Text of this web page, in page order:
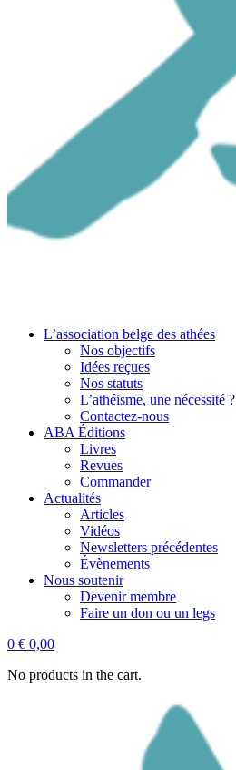
L’association belge des athées
Nos objectifs
Idées reçues
Nos statuts
L’athéisme, une nécessité ?
Contactez-nous
ABA Éditions
Livres
Revues
Commander
Actualités
Articles
Vidéos
Newsletters précédentes
Évènements
Nous soutenir
Devenir membre
Faire un don ou un legs
0 € 0,00
No products in the cart.